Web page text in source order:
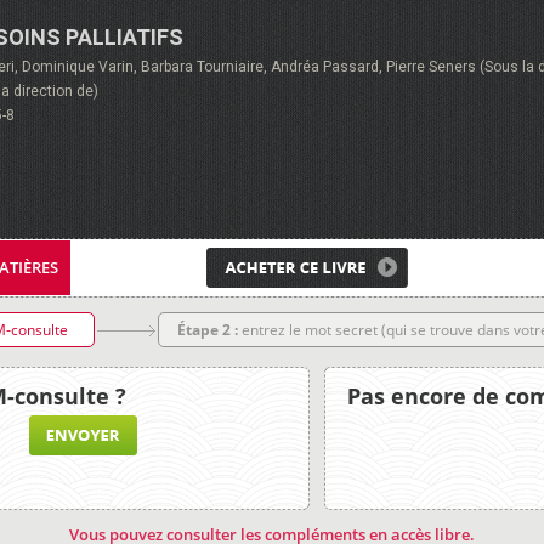
PALLIATIFS
Dominique Varin, Barbara Tourniaire, Andréa Passard, Pierre Seners (Sous la
direction de)
8
consulte Étape 2 :entrez le mot secret (qui se trouve dans
consulte ? Pas encore de
Vous pouvez consulter les compléments en accès libre.